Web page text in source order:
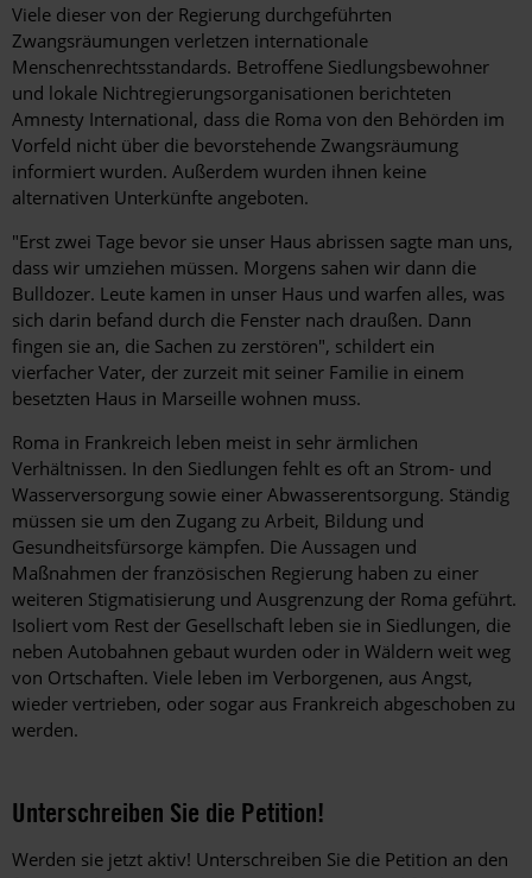
Viele dieser von der Regierung durchgeführten
Zwangsräumungen verletzen internationale
Menschenrechtsstandards. Betroffene Siedlungsbewohner
und lokale Nichtregierungsorganisationen berichteten
Amnesty International, dass die Roma von den Behörden im
Vorfeld nicht über die bevorstehende Zwangsräumung
informiert wurden. Außerdem wurden ihnen keine
alternativen Unterkünfte angeboten.
"Erst zwei Tage bevor sie unser Haus abrissen sagte man uns,
dass wir umziehen müssen. Morgens sahen wir dann die
Bulldozer. Leute kamen in unser Haus und warfen alles, was
sich darin befand durch die Fenster nach draußen. Dann
fingen sie an, die Sachen zu zerstören", schildert ein
vierfacher Vater, der zurzeit mit seiner Familie in einem
besetzten Haus in Marseille wohnen muss.
Roma in Frankreich leben meist in sehr ärmlichen
Verhältnissen. In den Siedlungen fehlt es oft an Strom- und
Wasserversorgung sowie einer Abwasserentsorgung. Ständig
müssen sie um den Zugang zu Arbeit, Bildung und
Gesundheitsfürsorge kämpfen. Die Aussagen und
Maßnahmen der französischen Regierung haben zu einer
weiteren Stigmatisierung und Ausgrenzung der Roma geführt.
Isoliert vom Rest der Gesellschaft leben sie in Siedlungen, die
neben Autobahnen gebaut wurden oder in Wäldern weit weg
von Ortschaften. Viele leben im Verborgenen, aus Angst,
wieder vertrieben, oder sogar aus Frankreich abgeschoben zu
werden.
Unterschreiben Sie die Petition!
Werden sie jetzt aktiv! Unterschreiben Sie die Petition an den